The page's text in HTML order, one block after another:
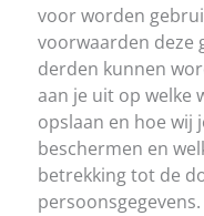
voor worden
voorwaarden deze
derden kunnen
aan je uit op welke
opslaan en hoe wij
beschermen en
betrekking tot de
persoonsgegevens.